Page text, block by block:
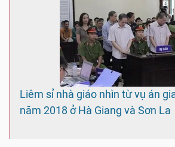
Liêm sỉ nhà giáo nhìn từ vụ án
năm 2018 ở Hà Giang và Sơn La